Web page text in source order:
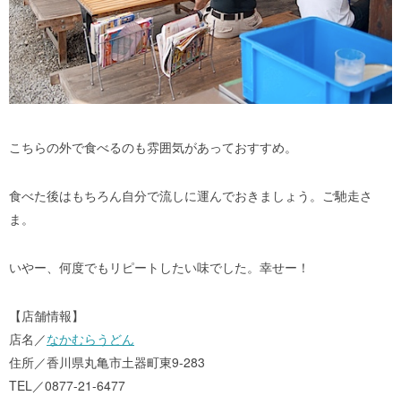
こちらの外で食べるのも雰囲気があっておすすめ。
食べた後はもちろん自分で流しに運んでおきましょう。ご馳走さ
ま。
いやー、何度でもリピートしたい味でした。幸せー！
【店舗情報】
店名／なかむらうどん
住所／香川県丸亀市土器町東9-283
TEL／0877-21-6477